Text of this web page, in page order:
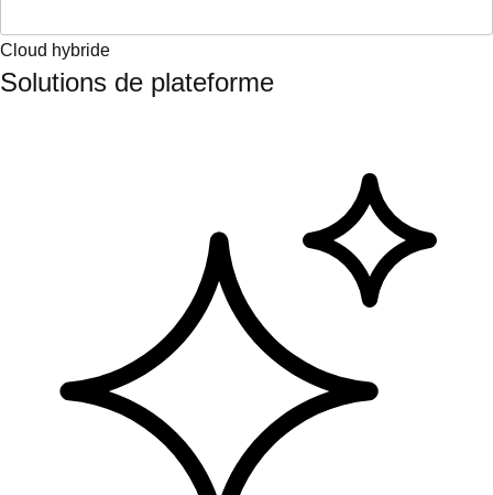
Cloud hybride
Solutions de plateforme